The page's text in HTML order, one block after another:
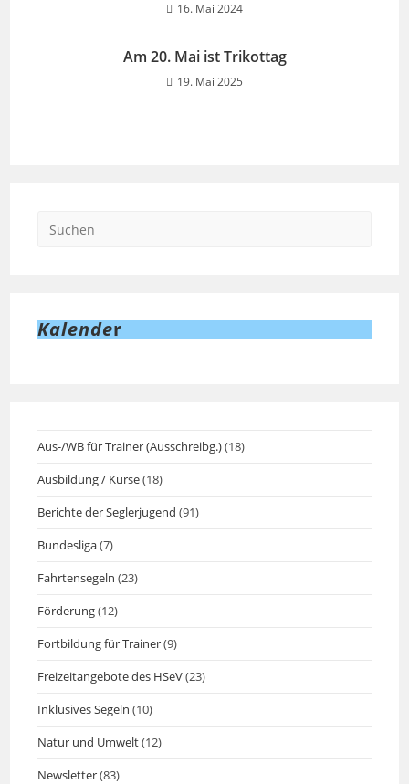
16. Mai 2024
Am 20. Mai ist Trikottag
19. Mai 2025
Kalender
Aus-/WB für Trainer (Ausschreibg.)(18)
Ausbildung / Kurse(18)
Berichte der Seglerjugend (91)
Bundesliga(7)
Fahrtensegeln (23)
Förderung(12)
Fortbildung für Trainer(9)
Freizeitangebote des HSeV(23)
Inklusives Segeln (10)
Natur und Umwelt(12)
Newsletter(83)